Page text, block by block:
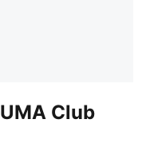
Club